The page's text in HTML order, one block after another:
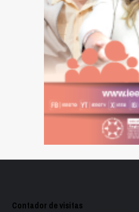
Contador de visitas